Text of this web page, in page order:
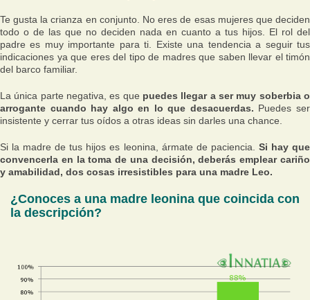
Te gusta la crianza en conjunto. No eres de esas mujeres que deciden
todo o de las que no deciden nada en cuanto a tus hijos. El rol del
padre es muy importante para ti. Existe una tendencia a seguir tus
indicaciones ya que eres del tipo de madres que saben llevar el timón
del barco familiar.
La única parte negativa, es que puedes llegar a ser muy soberbia o
arrogante cuando hay algo en lo que desacuerdas. Puedes ser
insistente y cerrar tus oídos a otras ideas sin darles una chance.
Si la madre de tus hijos es leonina, ármate de paciencia. Si hay que
convencerla en la toma de una decisión, deberás emplear cariño
y amabilidad, dos cosas irresistibles para una madre Leo.
¿Conoces a una madre leonina que coincida con
la descripción?